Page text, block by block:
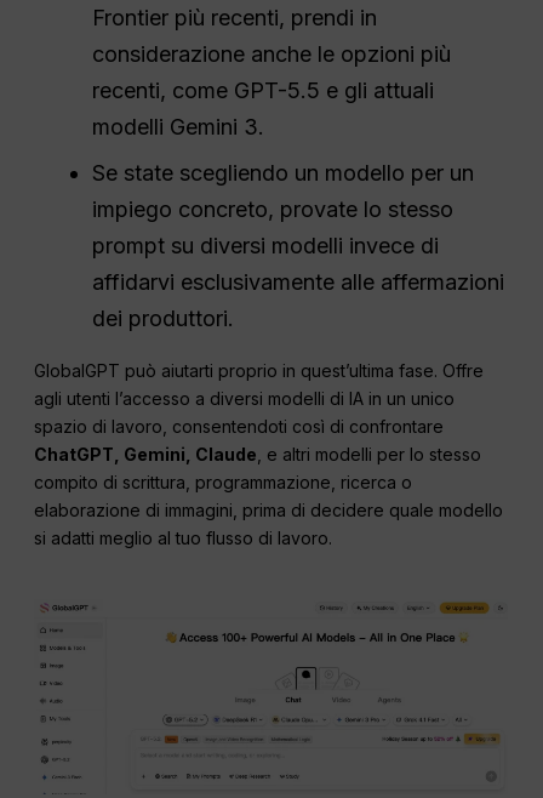
Frontier più recenti, prendi in
considerazione anche le opzioni più
recenti, come GPT-5.5 e gli attuali
modelli Gemini 3.
Se state scegliendo un modello per un
impiego concreto, provate lo stesso
prompt su diversi modelli invece di
affidarvi esclusivamente alle affermazioni
dei produttori.
GlobalGPT può aiutarti proprio in quest’ultima fase. Offre
agli utenti l’accesso a diversi modelli di IA in un unico
spazio di lavoro, consentendoti così di confrontare
ChatGPT, Gemini, Claude , e altri modelli per lo stesso
compito di scrittura, programmazione, ricerca o
elaborazione di immagini, prima di decidere quale modello
si adatti meglio al tuo flusso di lavoro.